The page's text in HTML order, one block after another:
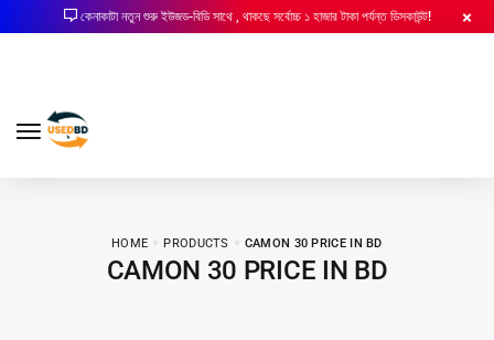
কেনাকাটা নতুন শুরু ইউজড-বিডি সাথে , থাকছে সর্বোচ্চ ১ হাজার টাকা পর্যন্ত ডিসকাউন্ট!
HOME PRODUCTS CAMON 30 PRICE IN BD
CAMON 30 PRICE IN BD